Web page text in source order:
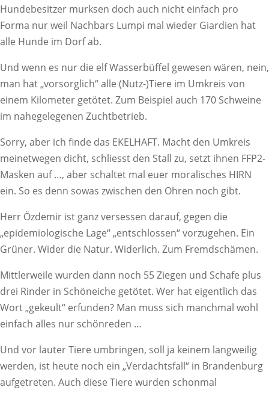
Hundebesitzer murksen doch auch nicht einfach pro
Forma nur weil Nachbars Lumpi mal wieder Giardien hat
alle Hunde im Dorf ab.
Und wenn es nur die elf Wasserbüffel gewesen wären, nein,
man hat „vorsorglich“ alle (Nutz-)Tiere im Umkreis von
einem Kilometer getötet. Zum Beispiel auch 170 Schweine
im nahegelegenen Zuchtbetrieb.
Sorry, aber ich finde das EKELHAFT. Macht den Umkreis
meinetwegen dicht, schliesst den Stall zu, setzt ihnen FFP2-
Masken auf …, aber schaltet mal euer moralisches HIRN
ein. So es denn sowas zwischen den Ohren noch gibt.
Herr Özdemir ist ganz versessen darauf, gegen die
„epidemiologische Lage“ „entschlossen“ vorzugehen. Ein
Grüner. Wider die Natur. Widerlich. Zum Fremdschämen.
Mittlerweile wurden dann noch 55 Ziegen und Schafe plus
drei Rinder in Schöneiche getötet. Wer hat eigentlich das
Wort „gekeult“ erfunden? Man muss sich manchmal wohl
einfach alles nur schönreden …
Und vor lauter Tiere umbringen, soll ja keinem langweilig
werden, ist heute noch ein „Verdachtsfall“ in Brandenburg
aufgetreten. Auch diese Tiere wurden schonmal